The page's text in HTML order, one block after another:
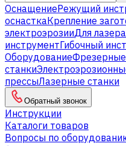
ОснащениеРежущий
оснасткаКрепление
электроэрозииДля лазера
инструментГибочный
ОборудованиеФрезерные
станки
прессыЛазерные станки
Обратный звонок
Инструкции
Каталоги товаров
Вопросы по